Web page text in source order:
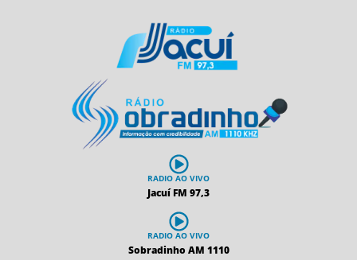
RADIO AO VIVO
Jacuí FM 97,3
RADIO AO VIVO
Sobradinho AM 1110